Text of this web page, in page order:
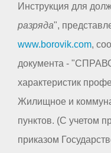
Инструкция для
разряда",
www.borovik.com,
документа -
характеристик
Жилищное и
пунктов. (С учетом
приказом